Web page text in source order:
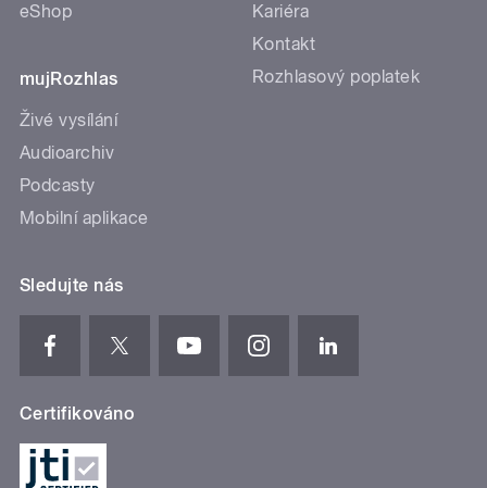
eShop
mujRozhlas
Živé vysílání
Audioarchiv
Podcasty
Mobilní aplikace
Kariéra
Kontakt
Rozhlasový poplatek
Sledujte nás
Certifikováno